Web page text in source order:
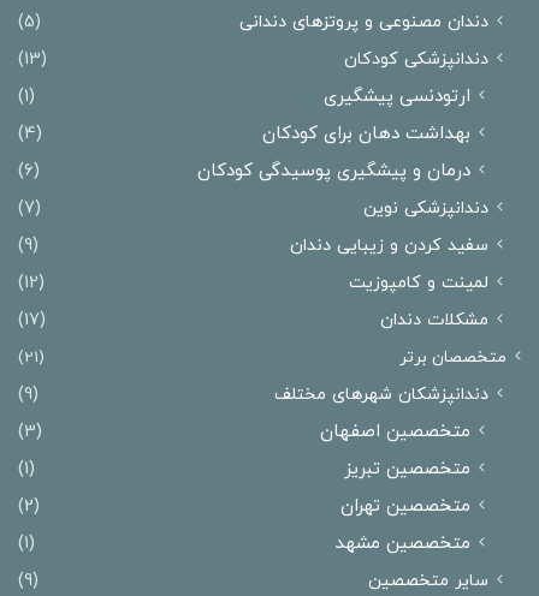
دندان مصنوعی و پروتزهای دندانی
(5)
دندانپزشکی کودکان
(13)
ارتودنسی پیشگیری
(1)
بهداشت دهان برای کودکان
(4)
درمان و پیشگیری پوسیدگی کودکان
(6)
دندانپزشکی نوین
(7)
سفید کردن و زیبایی دندان
(9)
لمینت و کامپوزیت
(12)
مشکلات دندان
(17)
متخصصان برتر (21)
دندانپزشکان شهرهای مختلف
(9)
متخصصین اصفهان
(3)
متخصصین تبریز
(1)
متخصصین تهران
(2)
متخصصین مشهد
(1)
سایر متخصصین
(9)